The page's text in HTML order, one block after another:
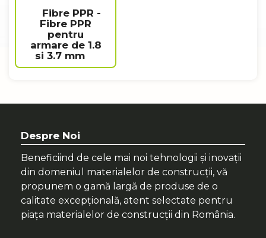
Fibre PPR -
Fibre PPR
pentru
armare de 1.8
si 3.7 mm
Despre Noi
Beneficiind de cele mai noi tehnologii și inovații
din domeniul materialelor de construcții, vă
propunem o gamă largă de produse de o
calitate excepțională, atent selectate pentru
piața materialelor de construcții din România.